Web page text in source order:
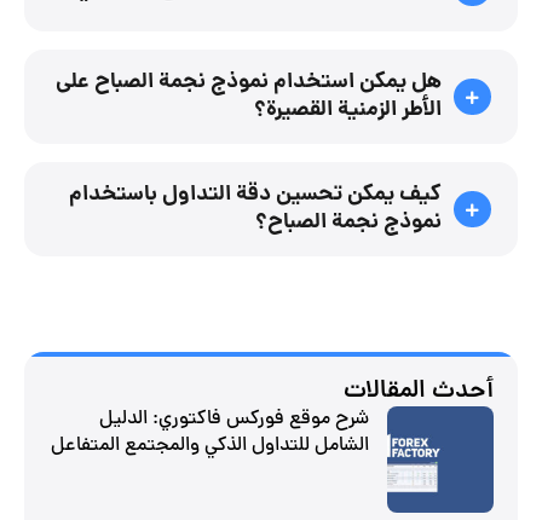
هل يمكن استخدام نموذج نجمة الصباح على
الأطر الزمنية القصيرة؟
كيف يمكن تحسين دقة التداول باستخدام
نموذج نجمة الصباح؟
أحدث المقالات
شرح موقع فوركس فاكتوري: الدليل
الشامل للتداول الذكي والمجتمع المتفاعل